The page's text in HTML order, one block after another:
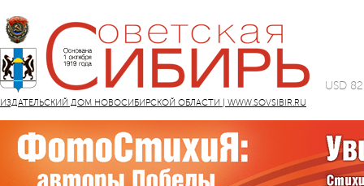
ИЗДАТЕЛЬСКИЙ ДОМ НОВОСИБИРСКОЙ ОБЛАСТИ | WWW.SOVSIBIR.RU
USD